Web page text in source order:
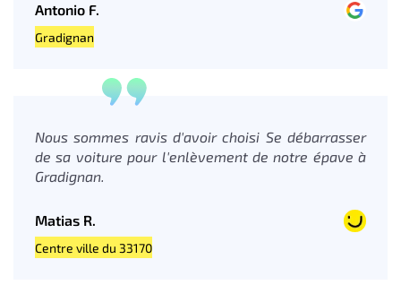
Antonio F.
Gradignan
Nous sommes ravis d'avoir choisi Se débarrasser
de sa voiture pour l'enlèvement de notre épave à
Gradignan.
Matias R.
Centre ville du 33170